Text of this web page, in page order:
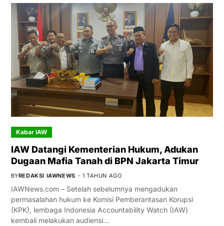
Kabar IAW
IAW Datangi Kementerian Hukum, Adukan
Dugaan Mafia Tanah di BPN Jakarta Timur
BYREDAKSI IAWNEWS 1 TAHUN AGO
IAWNews.com – Setelah sebelumnya mengadukan
permasalahan hukum ke Komisi Pemberantasan Korupsi
(KPK), lembaga Indonesia Accountability Watch (IAW)
kembali melakukan audiensi…